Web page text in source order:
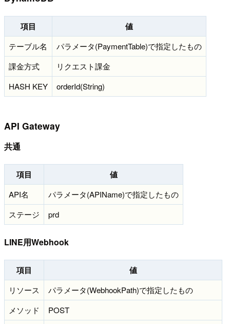
項目 値
テーブル名
パラメータ(PaymentTable)で指定したもの
課金方式
リクエスト課金
HASH KEY
orderId(String)
API Gateway
共通
項目 値
API名
パラメータ(APIName)で指定したもの
ステージ
prd
LINE用Webhook
項目 値
リソース
パラメータ(WebhookPath)で指定したもの
メソッド
POST